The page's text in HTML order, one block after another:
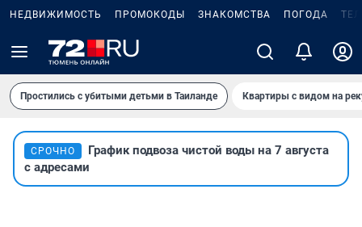
НЕДВИЖИМОСТЬ ПРОМОКОДЫ ЗНАКОМСТВА ПОГОДА
Простились с убитыми детьми в Таиланде Квартиры с видом на
СРОЧНО
График подвоза чистой воды на 7 августа
с адресами